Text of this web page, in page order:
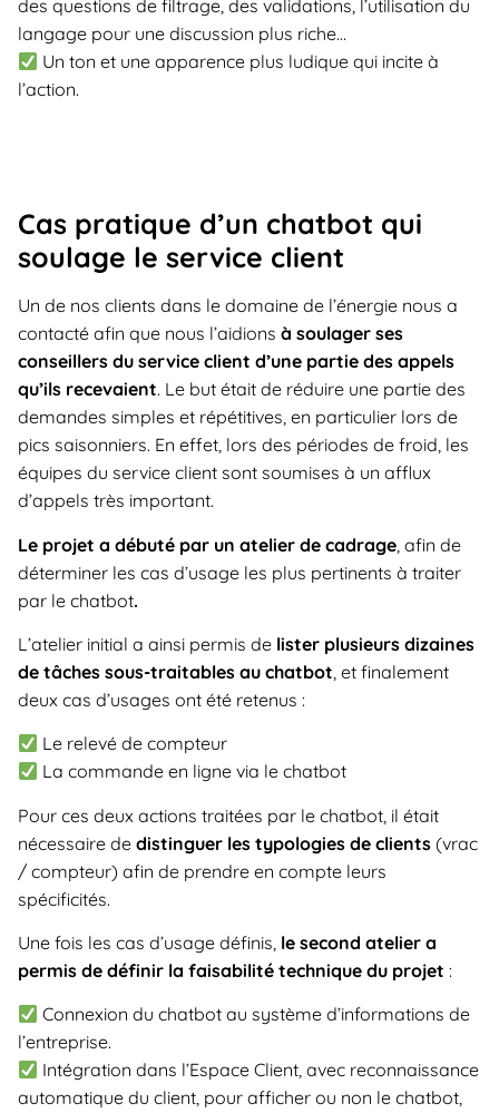
des questions de filtrage, des validations, l’utilisation du
langage pour une discussion plus riche…
Un ton et une apparence plus ludique qui incite à
l’action.
Cas pratique d’un chatbot qui
soulage le service client
Un de nos clients dans le domaine de l’énergie nous a
contacté afin que nous l’aidions à soulager ses
conseillers du service client d’une partie des appels
qu’ils recevaient. Le but était de réduire une partie des
demandes simples et répétitives, en particulier lors de
pics saisonniers. En effet, lors des périodes de froid, les
équipes du service client sont soumises à un afflux
d’appels très important.
Le projet a débuté par un atelier de cadrage , afin de
déterminer les cas d’usage les plus pertinents à traiter
par le chatbot.
L’atelier initial a ainsi permis de lister plusieurs dizaines
de tâches sous-traitables au chatbot , et finalement
deux cas d’usages ont été retenus :
Le relevé de compteur
La commande en ligne via le chatbot
Pour ces deux actions traitées par le chatbot, il était
nécessaire de distinguer les typologies de clients (vrac
/ compteur) afin de prendre en compte leurs
spécificités.
Une fois les cas d’usage définis, le second atelier a
permis de définir la faisabilité technique du projet :
Connexion du chatbot au système d’informations de
l’entreprise.
Intégration dans l’Espace Client, avec reconnaissance
automatique du client, pour afficher ou non le chatbot,